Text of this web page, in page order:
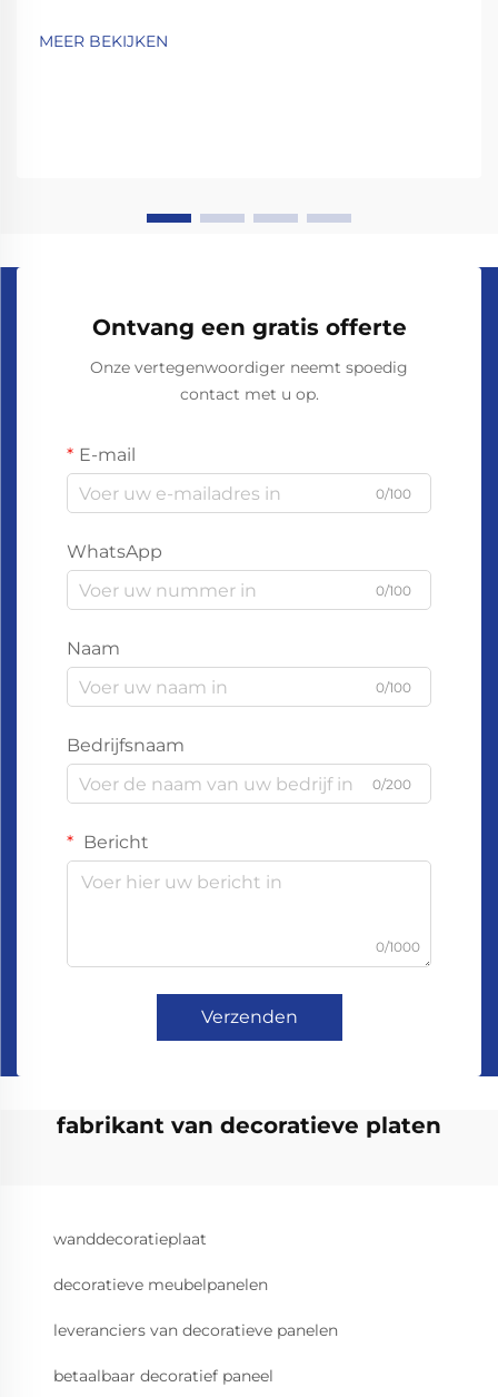
MEER BEKIJKEN
Ontvang een gratis offerte
Onze vertegenwoordiger neemt spoedig
contact met u op.
E-mail
0/100
WhatsApp
0/100
Naam
0/100
Bedrijfsnaam
0/200
Bericht
0/1000
Verzenden
fabrikant van decoratieve platen
wanddecoratieplaat
decoratieve meubelpanelen
leveranciers van decoratieve panelen
betaalbaar decoratief paneel